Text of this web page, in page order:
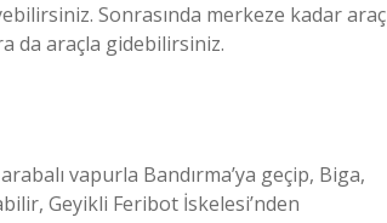
Sonrasında merkeze kadar araç
da araçla gidebilirsiniz.
vapurla Bandırma’ya geçip, Biga,
Geyikli Feribot İskelesi’nden